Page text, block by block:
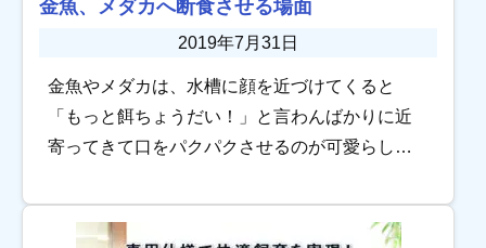
金魚、メダカへ断食させる場面
2019年7月31日
金魚やメダカは、水槽に顔を近づけてくると
「もっと餌ちょうだい！」と言わんばかりに近
寄ってきて口をパクパクさせるのが可愛らしい
が、実は「餌を与えてはいけない」時期もある
ことをご存 […]